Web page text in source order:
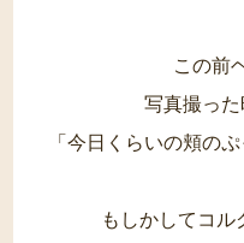
この前
写真撮っ
「今日くらいの頬の
もしかしてコル